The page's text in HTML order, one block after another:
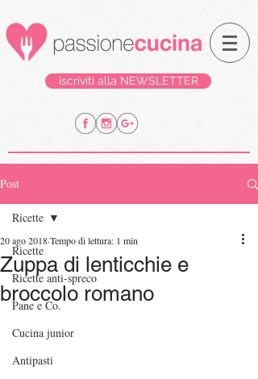
iscriviti alla NEWSLETTER
Post
Ricette
Ricette anti-spreco
Pane e Co.
Cucina junior
Antipasti
Ricette
Zuppa di lenticchie e
broccolo romano
20 ago 2018Tempo di lettura: 1 min